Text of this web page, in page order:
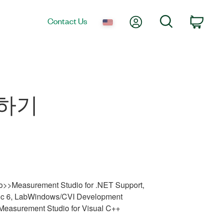
Contact Us My AccountSearch
기
Studio for .NET Support,
6, LabWindows/CVI Development
Studio for Visual C++